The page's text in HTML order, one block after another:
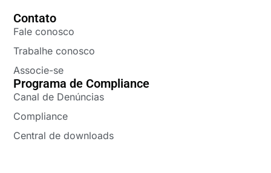
Contato
Fale conosco
Trabalhe conosco
Associe-se
Programa de Compliance
Canal de Denúncias
Compliance
Central de downloads